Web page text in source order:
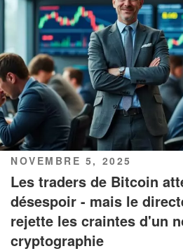
PUBLIÉ
LE
NOVEMBRE 5, 2025
Les traders de Bitcoin
désespoir - mais le
rejette les craintes d'un
cryptographie